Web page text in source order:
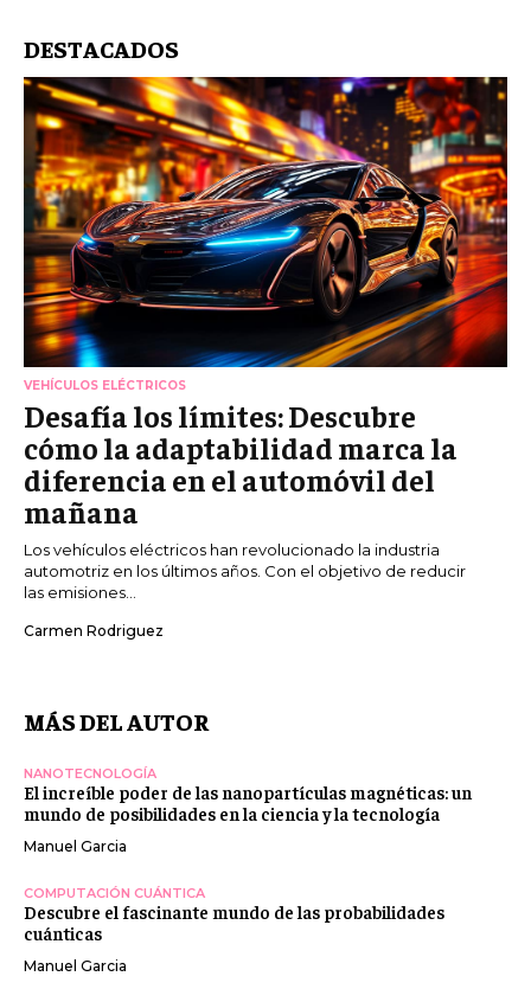
DESTACADOS
VEHÍCULOS ELÉCTRICOS
Desafía los límites: Descubre
cómo la adaptabilidad marca la
diferencia en el automóvil del
mañana
Los vehículos eléctricos han revolucionado la industria
automotriz en los últimos años. Con el objetivo de reducir
las emisiones...
Carmen Rodriguez
MÁS DEL AUTOR
NANOTECNOLOGÍA
El increíble poder de las nanopartículas magnéticas: un
mundo de posibilidades en la ciencia y la tecnología
Manuel Garcia
COMPUTACIÓN CUÁNTICA
Descubre el fascinante mundo de las probabilidades
cuánticas
Manuel Garcia